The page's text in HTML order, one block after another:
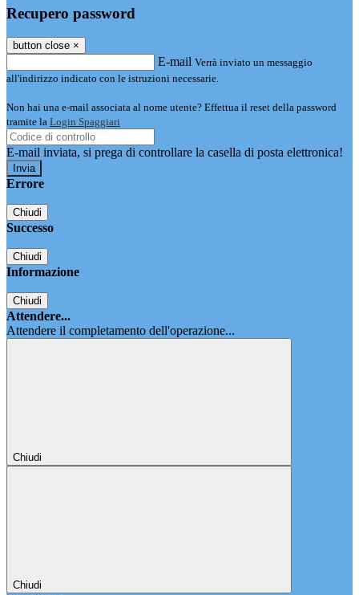
Recupero password
button close ×
E-mail Verrà inviato un messaggio
all'indirizzo indicato con le istruzioni necessarie.
Non hai una e-mail associata al nome utente? Effettua il reset della password
tramite la Login Spaggiari
E-mail inviata, si prega di controllare la casella di posta elettronica!
Errore
Chiudi
Successo
Chiudi
Informazione
Chiudi
Attendere...
Attendere il completamento dell'operazione...
Chiudi
Chiudi